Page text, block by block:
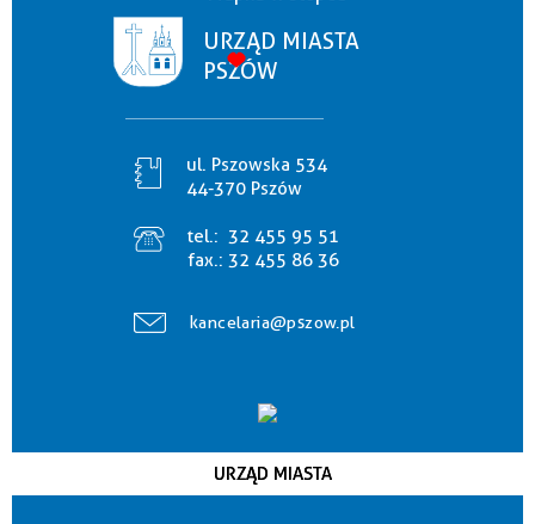
URZĄD MIASTA
PSZÓW
ul. Pszowska 534
44-370 Pszów
tel.: 32 455 95 51
fax.: 32 455 86 36
kancelaria@pszow.pl
URZĄD MIASTA